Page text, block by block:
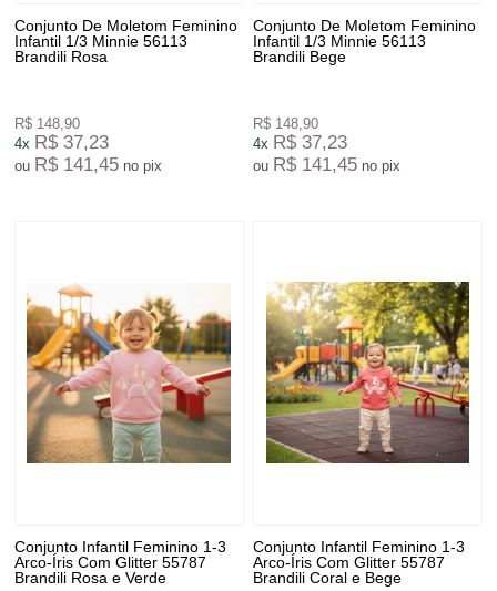
Conjunto De Moletom Feminino
Infantil 1/3 Minnie 56113
Brandili Rosa
R$ 148,90
4x R$ 37,23
ou R$ 141,45 no pix
Conjunto De Moletom Feminino
Infantil 1/3 Minnie 56113
Brandili Bege
R$ 148,90
4x R$ 37,23
ou R$ 141,45 no pix
Conjunto Infantil Feminino 1-3
Arco-Íris Com Glitter 55787
Brandili Rosa e Verde
Conjunto Infantil Feminino 1-3
Arco-Íris Com Glitter 55787
Brandili Coral e Bege